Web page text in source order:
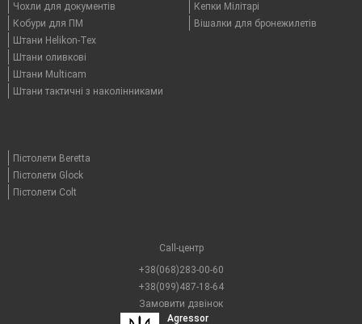
Чохли для документів
Кобури для ПМ
Штани Helikon-Tex
Штани оливкові
Штани Multicam
Штани тактичні з наколінниками
Кепки Мілітарі
Вішалки для бронежилетів
Пістолети Beretta
Пістолети Glock
Пістолети Colt
Call-центр
+38(068)283-00-60
+38(099)487-18-64
Замовити дзвінок